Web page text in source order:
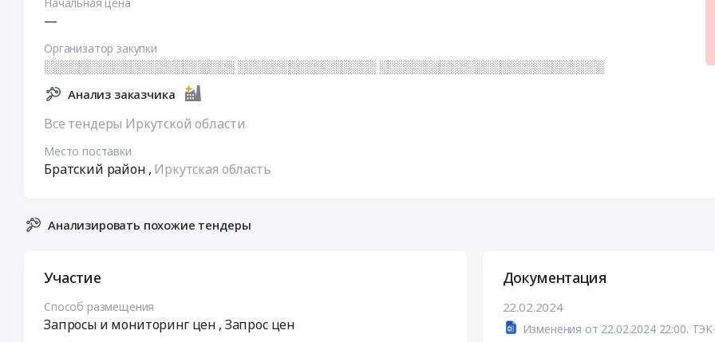
—
Организатор закупки
░░░░░░░░░░░░░░░░░░░░░░ ░░░░░░░░░░░░░░░░ ░░░░░░░░░░░░░░░░░░░░░░░░░░
Анализ заказчика
Все тендеры Иркутской области
Место поставки
Братский район , Иркутская область
Анализировать похожие тендеры
Участие
Способ размещения
Запросы и мониторинг цен , Запрос цен
Документация
22.02.2024
Изменения от 22.02.2024 22:00.